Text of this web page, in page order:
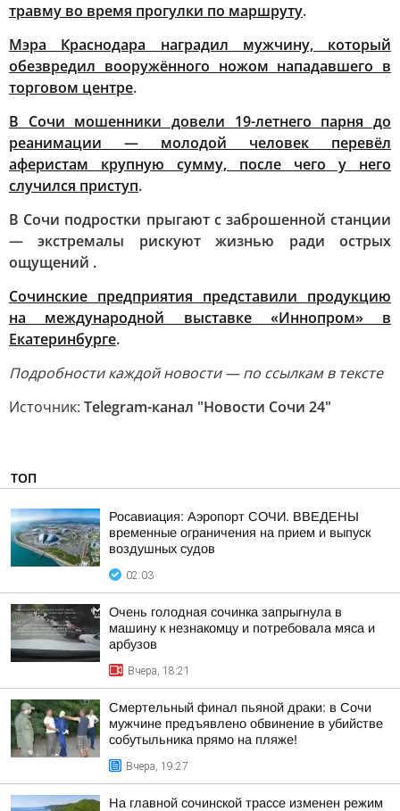
травму во время прогулки по маршруту.
Мэра Краснодара наградил мужчину, который
обезвредил вооружённого ножом нападавшего в
торговом центре.
В Сочи мошенники довели 19-летнего парня до
реанимации — молодой человек перевёл
аферистам крупную сумму, после чего у него
случился приступ.
В Сочи подростки прыгают с заброшенной станции
— экстремалы рискуют жизнью ради острых
ощущений .
Сочинские предприятия представили продукцию
на международной выставке «Иннопром» в
Екатеринбурге.
Подробности каждой новости — по ссылкам в тексте
Источник: Telegram-канал "Новости Сочи 24"
ТОП
Росавиация: Аэропорт СОЧИ. ВВЕДЕНЫ
временные ограничения на прием и выпуск
воздушных судов
02:03
Очень голодная сочинка запрыгнула в
машину к незнакомцу и потребовала мяса и
арбузов
Вчера, 18:21
Смертельный финал пьяной драки: в Сочи
мужчине предъявлено обвинение в убийстве
собутыльника прямо на пляже!
Вчера, 19:27
На главной сочинской трассе изменен режим